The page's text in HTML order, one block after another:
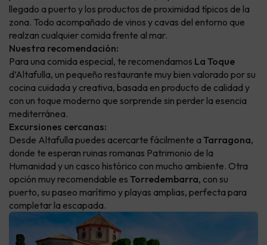
llegado a puerto y los productos de proximidad típicos de la
zona. Todo acompañado de vinos y cavas del entorno que
realzan cualquier comida frente al mar.
Nuestra recomendación:
Para una comida especial, te recomendamos La Toque
d’Altafulla, un pequeño restaurante muy bien valorado por su
cocina cuidada y creativa, basada en producto de calidad y
con un toque moderno que sorprende sin perder la esencia
mediterránea.
Excursiones cercanas:
Desde Altafulla puedes acercarte fácilmente a Tarragona,
donde te esperan ruinas romanas Patrimonio de la
Humanidad y un casco histórico con mucho ambiente. Otra
opción muy recomendable es Torredembarra, con su
puerto, su paseo marítimo y playas amplias, perfecta para
completar la escapada.